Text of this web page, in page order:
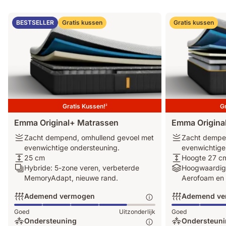
BESTSELLER Gratis kussen
Gratis Kussen!2
Emma Original+ Matrassen
Stijfheid:
Zacht
dempend,
omhullend
gevoel
evenwichtige
ondersteuning.
Zacht dempend, omhullend gevoel met
evenwichtige ondersteuning.
Hoogte:
25
25 cm
Lagen:
Hybride:
zone
veren,
verbeterde
Hybride: 5-zone veren, verbeterde
MemoryAdapt, nieuwe rand.
Ademend vermogen
Ademend
vermogen:
Goed Uitzonderlijk
Ondersteuning
Gratis kussen
Emma
Stijfheid:
Zacht
dempend,
omhullend
gevoel
evenwichtige
ondersteuning.
Zacht
Hoogte:
Hoogte
Hoogte 27
Materialen:
Hoogwaardige
zoals
AirGrid,
Aerofoam
Aerofoam
Ademend
Ademend
vermogen:
Goed